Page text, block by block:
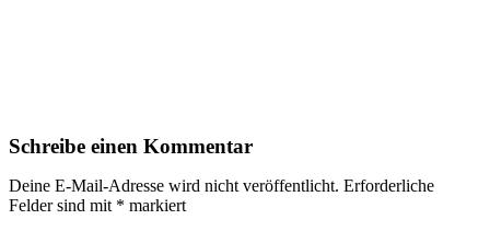
Schreibe einen Kommentar
Deine E-Mail-Adresse wird nicht veröffentlicht. Erforderliche
Felder sind mit * markiert